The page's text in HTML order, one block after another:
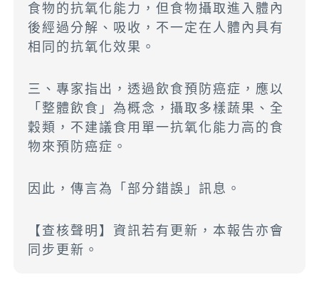
食物的抗氧化能力，但食物攝取進入體內
後經過分解、吸收，不一定在人體內具有
相同的抗氧化效果。
三、專家指出，透過飲食預防癌症，應以
「整體飲食」為概念，攝取多樣蔬果、全
穀類，不建議食用單一抗氧化能力高的食
物來預防癌症。
因此，傳言為「部分錯誤」訊息。
【查核聲明】資訊若有更新，本報告亦會
同步更新。